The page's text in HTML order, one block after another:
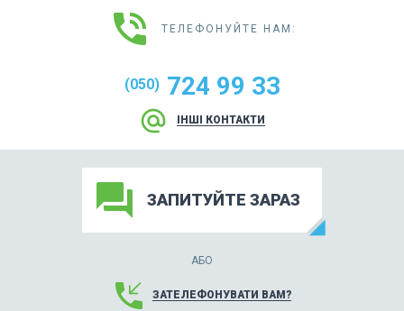
phone_in_talk ТЕЛЕФОНУЙТЕ НАМ:
(050) 724 99 33
alternate_email ІНШІ КОНТАКТИ
forum ЗАПИТУЙТЕ ЗАРАЗ
АБО
phone_callback ЗАТЕЛЕФОНУВАТИ ВАМ?